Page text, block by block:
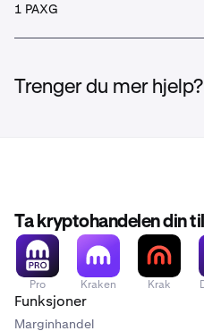
1 PAXG
Trenger du mer hjelp?
Ta kryptohandelen din
Pro Kraken Krak
Funksjoner
Marginhandel